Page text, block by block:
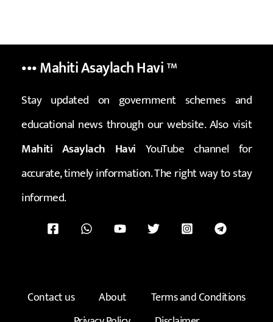
••• Mahiti Asaylach Havi™
Stay updated on government schemes and
educational news through our website. Also visit
Mahiti Asaylach Havi YouTube channel for
accurate, timely information. The right way to stay
informed.
Contact us About
Terms and Conditions